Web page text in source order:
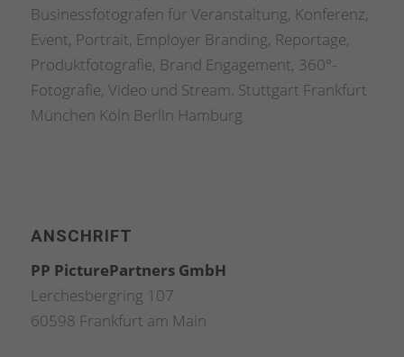
Businessfotografen für Veranstaltung, Konferenz,
Event, Portrait, Employer Branding, Reportage,
Produktfotografie, Brand Engagement, 360°-
Fotografie, Video und Stream. Stuttgart Frankfurt
München Köln Berlin Hamburg
ANSCHRIFT
PP PicturePartners GmbH
Lerchesbergring 107
60598 Frankfurt am Main